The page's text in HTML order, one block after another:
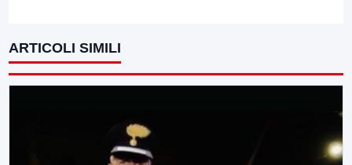
ARTICOLI SIMILI